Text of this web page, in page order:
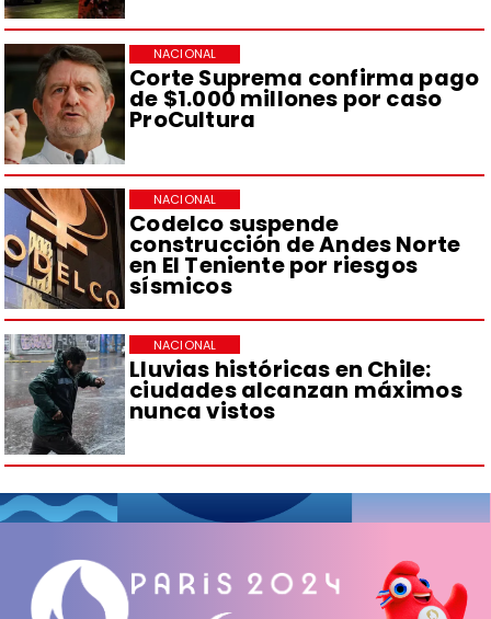
Corte Suprema confirma pago
de $1.000 millones por caso
ProCultura
NACIONAL
Codelco suspende
construcción de Andes Norte
en El Teniente por riesgos
sísmicos
NACIONAL
Lluvias históricas en Chile:
ciudades alcanzan máximos
nunca vistos
NACIONAL